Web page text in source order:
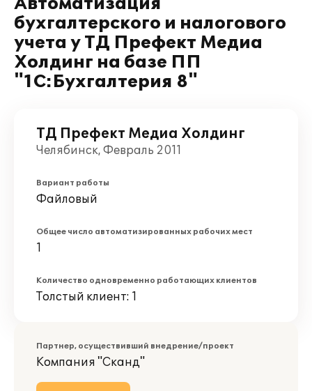
бухгалтерского и налогового
учета у ТД Префект Медиа
Холдинг на базе ПП
"1С:Бухгалтерия 8"
ТД Префект Медиа Холдинг
Челябинск, Февраль 2011
Вариант работы
Файловый
Общее число автоматизированных рабочих мест
1
Количество одновременно работающих клиентов
Толстый клиент: 1
Партнер, осуществивший внедрение/проект
Компания "Сканд"